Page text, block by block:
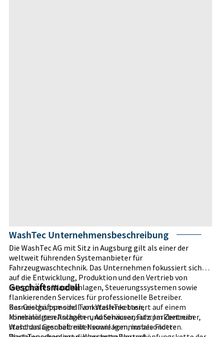
WashTec Unternehmensbeschreibung
Die WashTec AG mit Sitz in Augsburg gilt als einer der
weltweit führenden Systemanbieter für
Fahrzeugwaschtechnik. Das Unternehmen fokussiert sich
auf die Entwicklung, Produktion und den Vertrieb von
integrierten Waschanlagen, Steuerungssystemen sowie
flankierenden Services für professionelle Betreiber.
Kernzielgruppe sind Tankstellenketten,
Mineralölgesellschaften, Autohäuser, Fuhrparkbetreiber,
Waschanlagenbetreiber sowie kommunale Flotten.
Geschäftsmodell
Das Geschäftsmodell von WashTec basiert auf einem
kombinierten Anlagen- und Serviceansatz. Im Zentrum
steht das Geschäft mit Neuanlagen, insbesondere